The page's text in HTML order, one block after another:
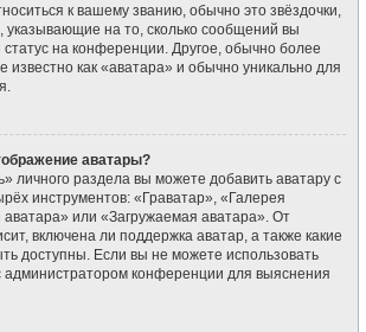
к вашему званию, обычно это звёздочки,
указывающие на то, сколько сообщений вы
на конференции. Другое, обычно более
известно как «аватара» и обычно уникально для
аватары?
личного раздела вы можете добавить аватару с
инструментов: «Граватар», «Галерея
или «Загружаемая аватара». От
включена ли поддержка аватар, а также какие
доступны. Если вы не можете использовать
администратором конференции для выяснения